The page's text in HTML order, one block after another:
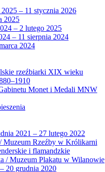
– 11 stycznia 2026
2025
– 2 lutego 2025
– 11 sierpnia 2024
2024
rzeźbiarki XIX wieku
Monet i Medali MNW
2021 – 27 lutego 2022
Rzeźby w Królikarni
i flamandzkie
/ Muzeum Plakatu w Wilanowie
20 grudnia 2020